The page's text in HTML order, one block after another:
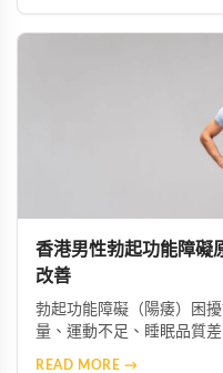
香港男性勃起功能障礙
改善
勃起功能障礙（陽痿）困
量、運動不足、睡眠品質
READ MORE →